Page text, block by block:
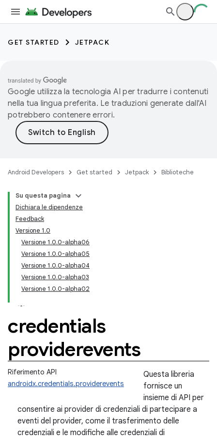
GET STARTED JETPACK
Google utilizza la tecnologia AI per tradurre i contenuti
nella tua lingua preferita. Le traduzioni generate dall'AI
potrebbero contenere errori.
Android Developers Get started Jetpack Biblioteche
Su questa pagina
Dichiara le dipendenze
Feedback
Versione 1.0
Versione 1.0.0-alpha06
Versione 1.0.0-alpha05
Versione 1.0.0-alpha04
Versione 1.0.0-alpha03
Versione 1.0.0-alpha02
credentials
providerevents
Riferimento API
androidx.credentials.providerevents
Questa libreria
fornisce un
insieme di API per
consentire ai provider di credenziali di partecipare a
eventi del provider, come il trasferimento delle
credenziali e le modifiche alle credenziali di